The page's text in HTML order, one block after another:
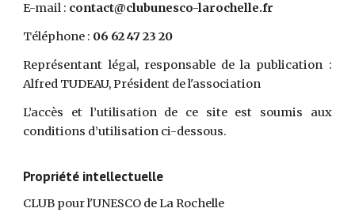
E-mail : contact@clubunesco-larochelle.fr
Téléphone : 06 62 47 23 20
Représentant légal, responsable de la publication :
Alfred TUDEAU, Président de l'association
L’accès et l’utilisation de ce site est soumis aux
conditions d’utilisation ci-dessous.
Propriété intellectuelle
CLUB pour l'UNESCO de La Rochelle